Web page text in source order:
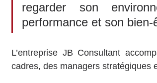
regarder son
performance et son bien-
L’entreprise JB Consultant
cadres, des managers stratégiques